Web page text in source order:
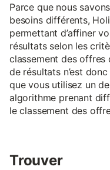
Parce que nous
besoins différents,
permettant d’affiner
résultats selon les
classement des offres
de résultats n’est
que vous utilisez un
algorithme prenant
le classement des
Trouver